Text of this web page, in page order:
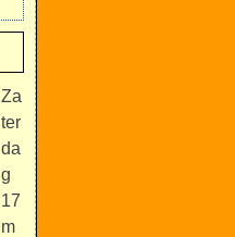
Za
ter
da
g
17
m